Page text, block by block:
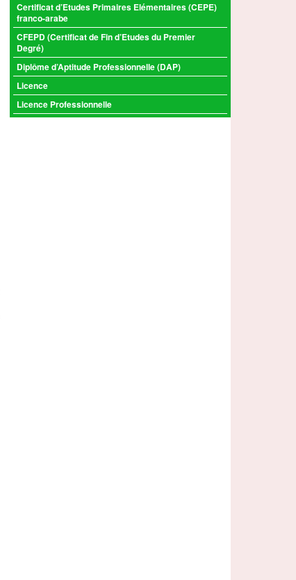
Certificat d’Etudes Primaires Elémentaires (CEPE)
franco-arabe
CFEPD (Certificat de Fin d’Etudes du Premier
Degré)
Diplôme d’Aptitude Professionnelle (DAP)
Licence
Licence Professionnelle